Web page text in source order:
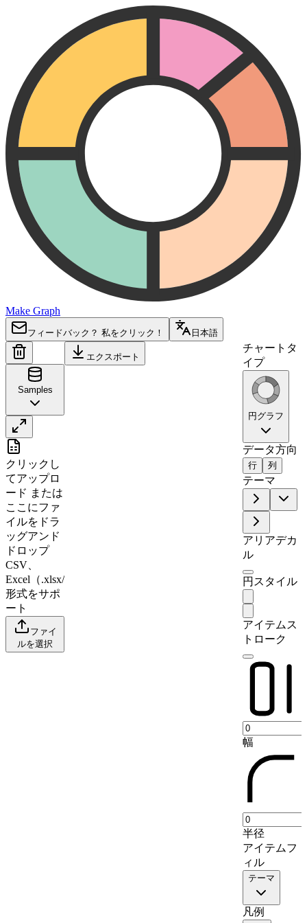
Make Graph
フィードバック？ 私をクリック！ 日本語
Samples
Sector
Technology
Healthcare
Finance
Energy
Industrial
Utilities
1
2
3
4
5
6
7
8
9
クリックし
てアップロ
ード または
ここにファ
イルをドラ
ッグアンド
ドロップ
CSV、
Excel（.xlsx/.xls）
形式をサポ
ート
ファイ
ルを選択
エクスポート
チャートタ
イプ
円グラフ
データ方向
行 列
テーマ
アリアデカ
ル
円スタイル
アイテムス
トローク
幅
半径
アイテムフ
ィル
テーマ
凡例